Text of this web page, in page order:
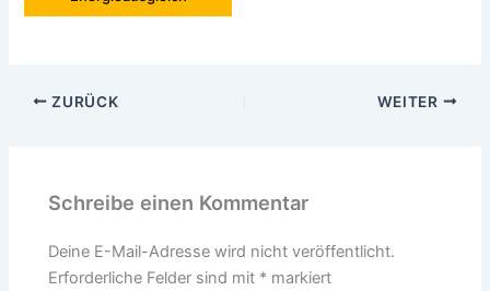
ZURÜCK WEITER
Schreibe einen Kommentar
Deine E-Mail-Adresse wird nicht veröffentlicht.
Erforderliche Felder sind mit * markiert